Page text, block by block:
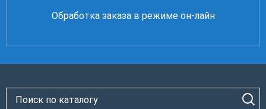
Обработка заказа в режиме он-лайн